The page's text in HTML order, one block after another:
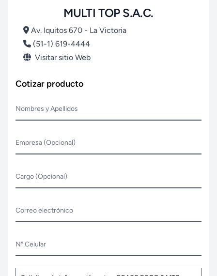
MULTI TOP S.A.C.
Av. Iquitos 670 - La Victoria
(51-1) 619-4444
Visitar sitio Web
Cotizar producto
Nombres y Apellidos
Empresa (Opcional)
Cargo (Opcional)
Correo electrónico
N° Celular